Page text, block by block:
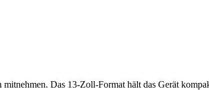
Das 13-Zoll-Format hält das Gerät